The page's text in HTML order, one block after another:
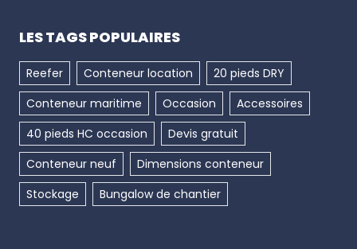
LES TAGS POPULAIRES
Reefer Conteneur location
20 pieds DRY
Conteneur maritime
Occasion
Accessoires
40 pieds HC occasion
Devis gratuit
Conteneur neuf
Dimensions conteneur
Stockage
Bungalow de chantier